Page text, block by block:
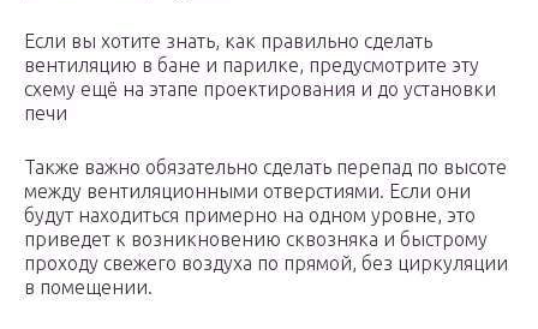
Если вы хотите знать, как правильно сделать
вентиляцию в бане и парилке, предусмотрите эту
схему ещё на этапе проектирования и до установки
печи
Также важно обязательно сделать перепад по высоте
между вентиляционными отверстиями. Если они
будут находиться примерно на одном уровне, это
приведет к возникновению сквозняка и быстрому
проходу свежего воздуха по прямой, без циркуляции
в помещении.